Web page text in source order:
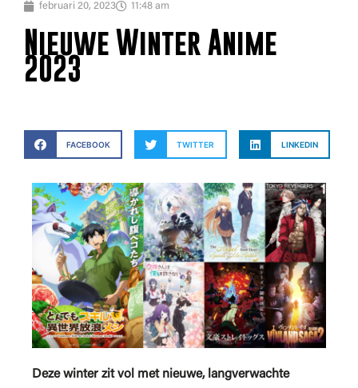
februari 20, 2023 11:48 am
Nieuwe Winter Anime
2023
FACEBOOK TWITTER LINKEDIN
Deze winter zit vol met nieuwe, langverwachte